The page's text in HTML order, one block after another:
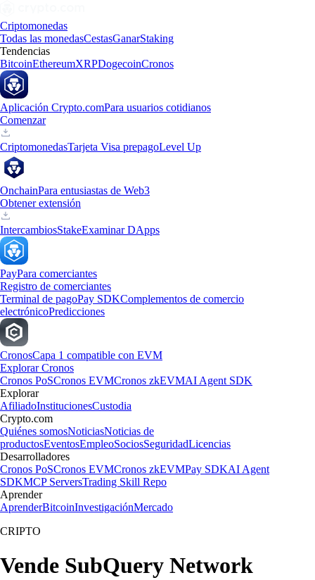
Criptomonedas
Todas las monedasCestasGanarStaking
Tendencias
BitcoinEthereumXRPDogecoinCronos
Aplicación Crypto.comPara usuarios cotidianos
Comenzar
CriptomonedasTarjeta Visa prepagoLevel Up
OnchainPara entusiastas de Web3
Obtener extensión
IntercambiosStakeExaminar DApps
PayPara comerciantes
Registro de comerciantes
Terminal de pagoPay SDKComplementos de comercio
electrónicoPredicciones
CronosCapa 1 compatible con EVM
Explorar Cronos
Cronos PoSCronos EVMCronos zkEVMAI Agent SDK
Explorar
AfiliadoInstitucionesCustodia
Crypto.com
Quiénes somosNoticiasNoticias de
productosEventosEmpleoSociosSeguridadLicencias
Desarrolladores
Cronos PoSCronos EVMCronos zkEVMPay SDKAI Agent
SDKMCP ServersTrading Skill Repo
Aprender
AprenderBitcoinInvestigaciónMercado
CRIPTO
Vende SubQuery Network